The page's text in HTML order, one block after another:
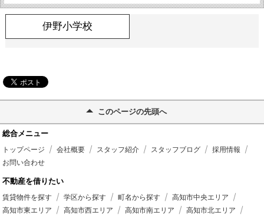
伊野小学校
このページの先頭へ
総合メニュー
トップページ 会社概要 スタッフ紹介 スタッフブログ
採用情報
お問い合わせ
不動産を借りたい
賃貸物件を探す 学区から探す 町名から探す
高知市中央エリア
高知市東エリア
高知市西エリア 高知市南エリア
高知市北エリア